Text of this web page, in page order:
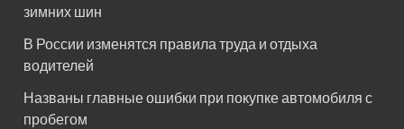
зимних шин
В России изменятся правила труда и отдыха
водителей
Названы главные ошибки при покупке автомобиля с
пробегом